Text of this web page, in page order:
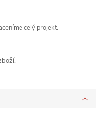
celý projekt.